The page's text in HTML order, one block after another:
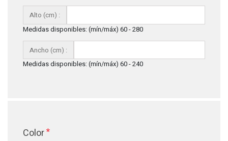
Alto (cm) :
Medidas disponibles: (mín/máx) 60 - 280
Ancho (cm) :
Medidas disponibles: (mín/máx) 60 - 240
Color*